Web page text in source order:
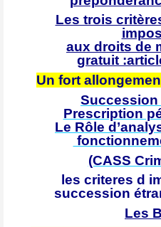
Les trois
aux droits de
gratuit
Un fort
Succession
Prescription
Le Rôle
(CASS
les criteres d
succession
Les